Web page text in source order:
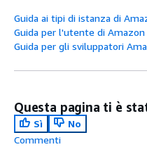
Guida ai tipi di istanza di
Guida per l'utente di Amazon
Guida per gli sviluppatori
Questa pagina ti è
Sì
No
Commenti